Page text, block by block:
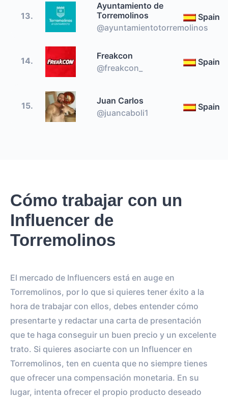
13.
Ayuntamiento de
Torremolinos
@ayuntamientotorremolinos
Spain
14.
Freakcon
@freakcon_
Spain
15.
Juan Carlos
@juancaboli1
Spain
Cómo trabajar con un
Influencer de
Torremolinos
El mercado de Influencers está en auge en
Torremolinos, por lo que si quieres tener éxito a la
hora de trabajar con ellos, debes entender cómo
presentarte y redactar una carta de presentación
que te haga conseguir un buen precio y un excelente
trato. Si quieres asociarte con un Influencer en
Torremolinos, ten en cuenta que no siempre tienes
que ofrecer una compensación monetaria. En su
lugar, intenta ofrecer el propio producto deseado